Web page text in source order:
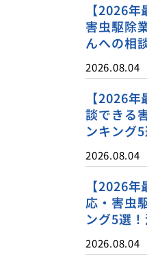
【2026
害虫駆除
んへの相
2026.08.04
【2026
談できる
ンキング
2026.08.04
【2026
応・害虫
ング5選
2026.08.04